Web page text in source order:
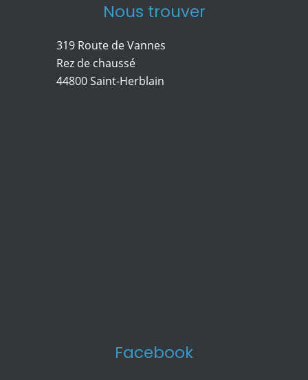
Nous trouver
319 Route de Vannes
Rez de chaussé
44800 Saint-Herblain
Facebook